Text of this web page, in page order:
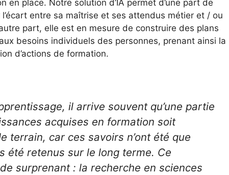
place. Notre solution d’IA permet d’une part de
entre sa maîtrise et ses attendus métier et / ou
part, elle est en mesure de construire des plans
besoins individuels des personnes, prenant ainsi la
d’actions de formation.
il arrive souvent qu’une partie
acquises en formation soit
terrain, car ces savoirs n’ont été que
été retenus sur le long terme. Ce
de surprenant : la recherche en sciences